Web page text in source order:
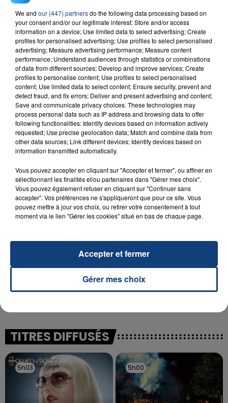
FIL D'ACTU
23 juillet 2026
INCENDIE MORTEL À LENS : UNE FEMME ET
Un homme s'est immolé par le feu après avoir
aspergé sa compagne et leur bébé de trois mois
d'un liquide inflammable.
20 juillet 2026
UNE ADOLESCENTE DEVANT SE FAIRE
OPÉRER DE LA CHEVILLE RESSORT DE LA...
reconnu sa responsabilité et présenté ses
excuses.
TITRES DIFFUSÉS
5h03
5h03 5h00
5h00
We and our (447) partnersdo the following data processing based on
your consent and/or our legitimate interest: Store and/or access
information on a device; Use limited data to select advertising; Create
profiles for personalised advertising; Use profiles to select personalised
advertising; Measure advertising performance; Measure content
performance; Understand audiences through statistics or combinations
of data from different sources; Develop and improve services; Create
profiles to personalise content; Use profiles to select personalised
content; Use limited data to select content; Ensure security, prevent and
detect fraud, and fix errors; Deliver and present advertising and content;
Save and communicate privacy choices. These technologies may
process personal data such as IP address and browsing data to offer
following functionalities: Identify devices based on information actively
requested; Use precise geolocation data; Match and combine data from
other data sources; Link different devices; Identify devices based on
information transmitted automatically.
Vous pouvez accepter en cliquant sur "Accepter et fermer", ou affiner en
sélectionnant les finalités et/ou partenaires dans "Gérer mes choix".
Vous pouvez également refuser en cliquant sur "Continuer sans
accepter". Vos préférences ne s'appliqueront que pour ce site. Vous
pouvez mettre à jour vos choix, ou retirer votre consentement à tout
moment via le lien "Gérer les cookies" situé en bas de chaque page.
Gérer mes choix
Accepter et fermer